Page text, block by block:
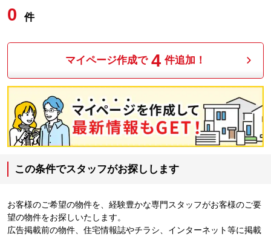
0 件
マイページ作成で 4 件追加！
この条件でスタッフがお探しします
お客様のご希望の物件を、経験豊かな専門スタッフがお客様のご要
望の物件をお探しいたします。
広告掲載前の物件、住宅情報誌やチラシ、インターネット等に掲載